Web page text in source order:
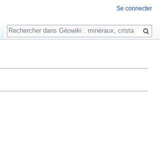
Se connecter
Rechercher